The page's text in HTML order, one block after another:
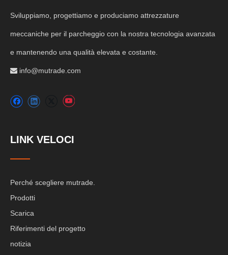
Sviluppiamo, progettiamo e produciamo attrezzature
meccaniche per il parcheggio con la nostra tecnologia avanzata
e mantenendo una qualità elevata e costante.
 info@mutrade.com
LINK VELOCI
Perché scegliere mutrade.
Prodotti
Scarica
Riferimenti del progetto
notizia